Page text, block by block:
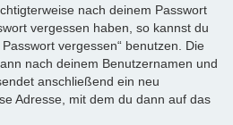
nach deinem Passwort
vergessen haben, so kannst du
vergessen“ benutzen. Die
nach deinem Benutzernamen und
anschließend ein neu
Adresse, mit dem du dann auf das